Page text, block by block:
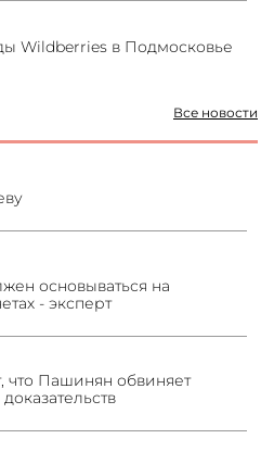
Все новости
основываться на
- эксперт
что Пашинян обвиняет
Wildberries в Подмосковье
ОДКБ допускает применение
– детали визита главы
в Тбилиси